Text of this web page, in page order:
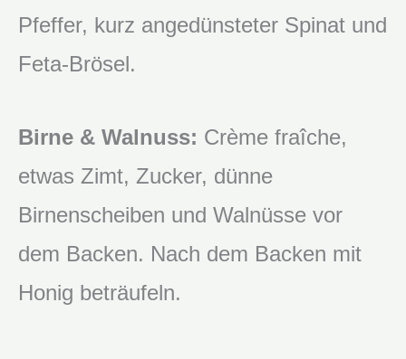
Pfeffer, kurz angedünsteter Spinat und
Feta-Brösel.
Birne & Walnuss: Crème fraîche,
etwas Zimt, Zucker, dünne
Birnenscheiben und Walnüsse vor
dem Backen. Nach dem Backen mit
Honig beträufeln.